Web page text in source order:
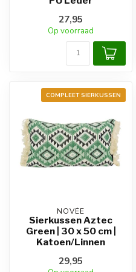
27,95
Op voorraad
COMPLEET SIERKUSSEN
NOVÉE
Sierkussen Aztec
Green | 30 x 50 cm |
Katoen/Linnen
29,95